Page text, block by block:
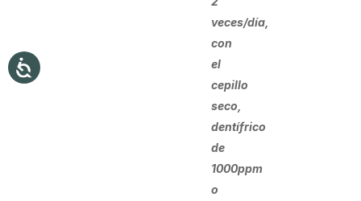
veces/día,
con
el
cepillo
seco,
dentífrico
de
1000ppm
o